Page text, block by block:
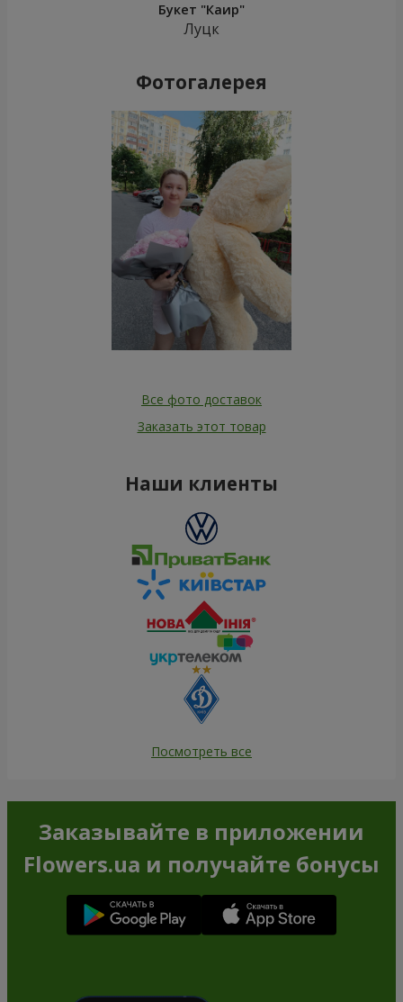
Букет "Каир"
Луцк
Фотогалерея
Все фото доставок
Заказать этот товар
Наши клиенты
Посмотреть все
Заказывайте в приложении
Flowers.ua и получайте бонусы